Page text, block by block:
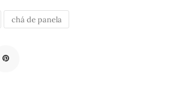
chá de panela